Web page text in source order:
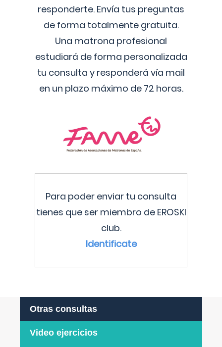
responderte. Envía tus preguntas
de forma totalmente gratuita.
Una matrona profesional
estudiará de forma personalizada
tu consulta y responderá vía mail
en un plazo máximo de 72 horas.
Para poder enviar tu consulta
tienes que ser miembro de EROSKI
club.
Identificate
Otras consultas
Video ejercicios